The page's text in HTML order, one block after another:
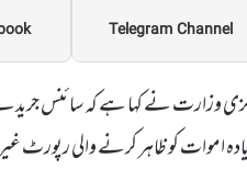
Telegram Channel
وزارت نے کہا ہے کہ سائنس